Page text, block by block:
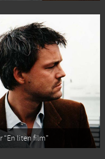
liten film”